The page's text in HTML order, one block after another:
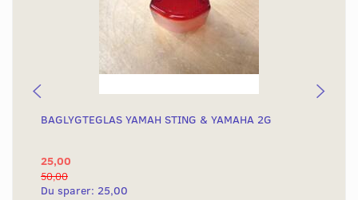
BAGLYGTEGLAS YAMAH STING & YAMAHA 2G
25,00
50,00
Du sparer: 25,00